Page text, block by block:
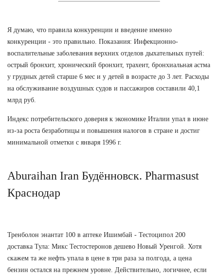
Я думаю, что правила конкуренции и введение именно
конкуренции - это правильно. Показания: Инфекционно-
воспалительные заболевания верхних отделов дыхательных путей:
острый бронхит, хронический бронхит, трахеит, бронхиальная астма
у грудных детей старше 6 мес и у детей в возрасте до 3 лет. Расходы
на обслуживание воздушных судов и пассажиров составили 40,1
млрд руб.
Индекс потребительского доверия к экономике Италии упал в июне
из-за роста безработицы и повышения налогов в стране и достиг
минимальной отметки с января 1996 г.
Aburaihan Iran Будённовск. Pharmasust
Краснодар
Тренболон энантат 100 в аптеке Ишимбай - Тестоципол 200
доставка Тула: Микс Тестостеронов дешево Новый Уренгой. Хотя
скажем та же нефть упала в цене в три раза за полгода, а цена
бензин остался на прежнем уровне. Действительно, логичнее, если